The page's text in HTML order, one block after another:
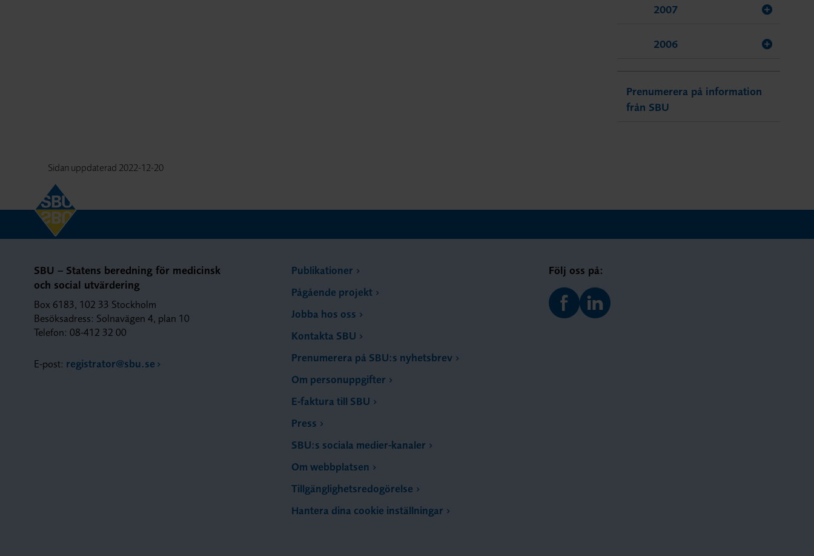
2007
2006
Prenumerera på information
från SBU
Sidan uppdaterad 2022-12-20
SBU – Statens beredning för medicinsk
och social utvärdering
Box 6183, 102 33 Stockholm
Besöksadress: Solnavägen 4, plan 10
Telefon: 08-412 32 00
E-post: registrator@sbu.se
Publikationer
Pågående projekt
Jobba hos oss
Kontakta SBU
Prenumerera på SBU:s nyhetsbrev
Om personuppgifter
E-faktura till SBU
Press
SBU:s sociala medier-kanaler
Om webbplatsen
Tillgänglighetsredogörelse
Hantera dina cookie inställningar
Följ oss på: